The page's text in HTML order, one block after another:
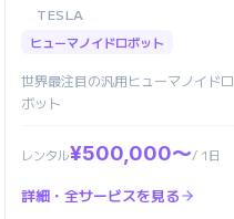
TESLA
ヒューマノイドロボット
世界最注目の汎用ヒューマノイドロ
ボット
レンタル¥500,000〜/ 1日
詳細・全サービスを見る